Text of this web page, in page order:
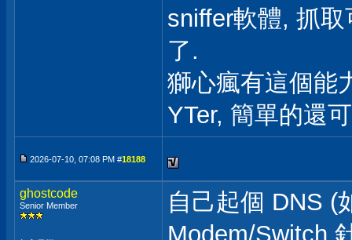
sniffer軟體, 抓
了.
獅心瘋有這個能
YTer, 簡單的還
2026-07-10, 07:08 PM #18188
ghostcode
Senior Member
自己起個 DNS (
Modem/Switch